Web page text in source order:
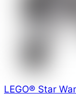
LEGO® Star